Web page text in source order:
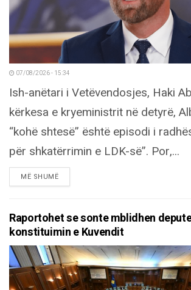
07/08/2026 - 15:34
Ish-anëtari i Vetëvendosjes, Haki
kërkesa e kryeministrit në detyrë,
“kohë shtesë” është episodi i
për shkatërrimin e LDK-së”. Por,...
MË SHUMËDETAILS
Raportohet se sonte mblidhen
konstituimin e Kuvendit